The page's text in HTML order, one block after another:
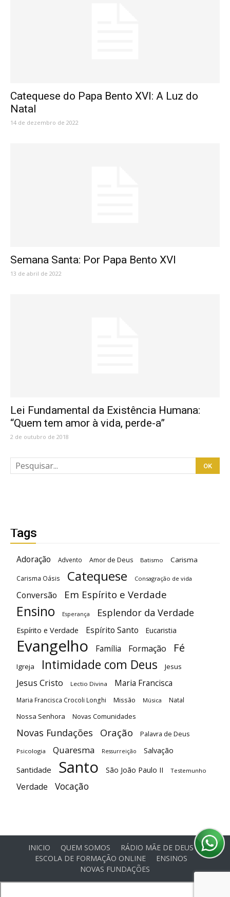
Catequese do Papa Bento XVI: A Luz do
Natal
14 de dezembro de 2022
Semana Santa: Por Papa Bento XVI
13 de abril de 2022
Lei Fundamental da Existência Humana:
“Quem tem amor à vida, perde-a”
2 de outubro de 2018
Tags
Adoração Advento Amor de Deus Batismo Carisma
Carisma Oásis Catequese Consagração de vida
Conversão Em Espírito e Verdade
Ensino Esperança Esplendor da Verdade
Espírito e Verdade Espírito Santo Eucaristia
Evangelho Família Formação Fé
Igreja Intimidade com Deus Jesus
Jesus Cristo Lectio Divina Maria Francisca
Maria Francisca Crocoli Longhi Missão Música Natal
Nossa Senhora Novas Comunidades
Novas Fundações Oração Palavra de Deus
Psicologia Quaresma Ressurreição Salvação
Santidade Santo São João Paulo II Testemunho
Verdade Vocação
INICIO QUEM SOMOS
RÁDIO MÃE DE DEUS
ESCOLA DE FORMAÇÃO ONLINE
ENSINOS
NOVAS FUNDAÇÕES